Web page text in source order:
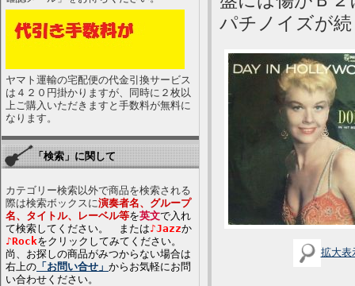
ヤマト運輸の宅配便の代金引換サービス
は４２０円掛かりますが、同時に２枚以
上ご購入いただきますと手数料が無料に
なります。
「検索」に関して
カテゴリー検索以外で商品を検索される
際は検索ボックスに演奏者名、グループ
名、タイトル、レーベル等を英文で入れ
て検索してください。 または♪Jazzか
♪Rockをクリックしてみてください。
尚、お探しの商品がみつからない場合は
右上の 「お問い合せ」 からお気軽にお問
い合わせください。
パチノイズが
拡大表